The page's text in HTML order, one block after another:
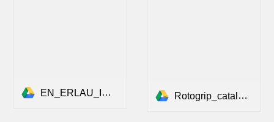
EN_ERLAU_Imagefolder_70Jahre_END.pdf Rotogrip_catalogue_engl.pdf